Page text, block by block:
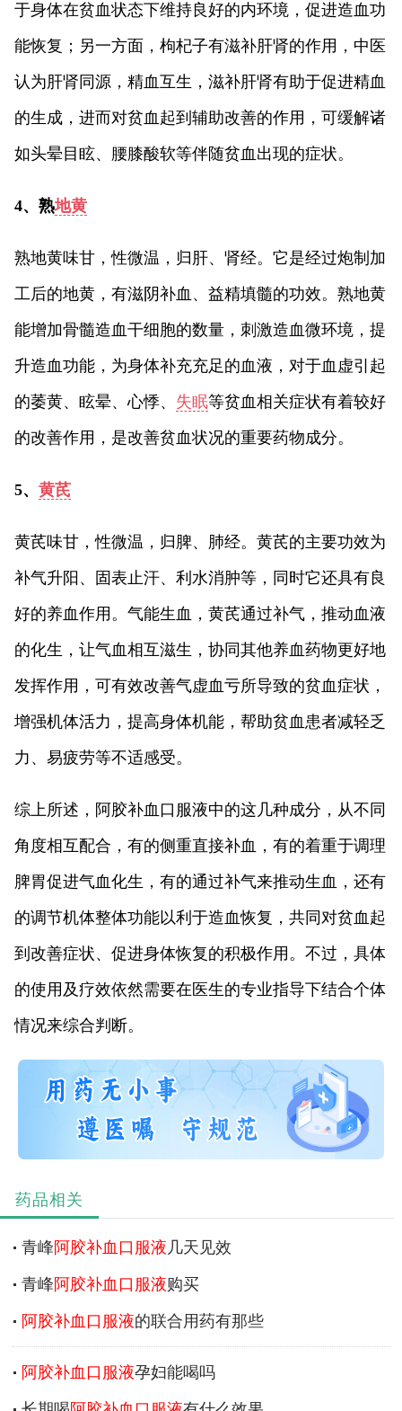
于身体在贫血状态下维持良好的内环境，促进造血功
能恢复；另一方面，枸杞子有滋补肝肾的作用，中医
认为肝肾同源，精血互生，滋补肝肾有助于促进精血
的生成，进而对贫血起到辅助改善的作用，可缓解诸
如头晕目眩、腰膝酸软等伴随贫血出现的症状。
4、熟地黄
熟地黄味甘，性微温，归肝、肾经。它是经过炮制加
工后的地黄，有滋阴补血、益精填髓的功效。熟地黄
能增加骨髓造血干细胞的数量，刺激造血微环境，提
升造血功能，为身体补充充足的血液，对于血虚引起
的萎黄、眩晕、心悸、 失眠等贫血相关症状有着较好
的改善作用，是改善贫血状况的重要药物成分。
5、 黄芪
黄芪味甘，性微温，归脾、肺经。黄芪的主要功效为
补气升阳、固表止汗、利水消肿等，同时它还具有良
好的养血作用。气能生血，黄芪通过补气，推动血液
的化生，让气血相互滋生，协同其他养血药物更好地
发挥作用，可有效改善气虚血亏所导致的贫血症状，
增强机体活力，提高身体机能，帮助贫血患者减轻乏
力、易疲劳等不适感受。
综上所述，阿胶补血口服液中的这几种成分，从不同
角度相互配合，有的侧重直接补血，有的着重于调理
脾胃促进气血化生，有的通过补气来推动生血，还有
的调节机体整体功能以利于造血恢复，共同对贫血起
到改善症状、促进身体恢复的积极作用。不过，具体
的使用及疗效依然需要在医生的专业指导下结合个体
情况来综合判断。
药品相关
青峰阿胶补血口服液 几天见效
青峰阿胶补血口服液购买
阿胶补血口服液的联合用药有那些
阿胶补血口服液孕妇能喝吗